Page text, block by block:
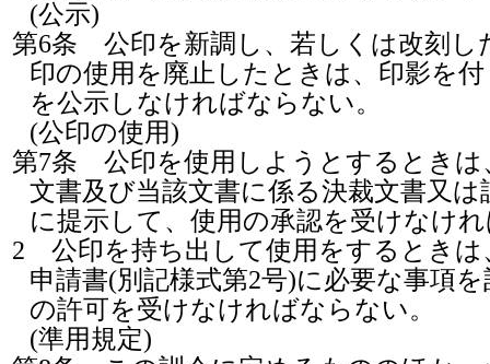
(公示)
第6条 公印を新調し、若しくは改刻し
印の使用を廃止したときは、印影を
を公示しなければならない。
(公印の使用)
第7条 公印を使用しようとするときは
文書及び当該文書に係る決裁文書又は
に提示して、使用の承認を受けなけ
2 公印を持ち出して使用をするときは
申請書(別記様式第2号)に必要な事項
の許可を受けなければならない。
(準用規定)